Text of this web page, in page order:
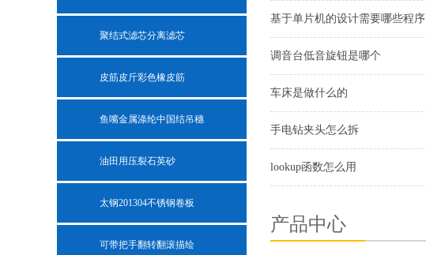
聚结式滤芯分离滤芯
皮筋皮斤彩色橡皮筋
鱼嘴金属涤纶中国结吊穗
油田用压裂石英砂
太钢201304不锈钢卷板
可带把手翻转翻滚描绘
基于单片机的设计需要哪些程序
调音台低音旋钮是哪个
车床是做什么的
手电钻夹头怎么拆
lookup函数怎么用
产品中心